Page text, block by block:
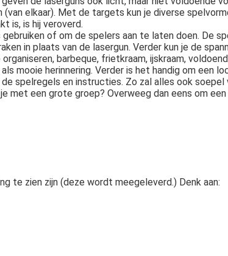
elkaar). Met de targets kun je diverse
is, is hij veroverd.
of om de spelers aan te laten doen. De
in plaats van de lasergun. Verder kun je de
barbeque, frietkraam, ijskraam,
mooie herinnering. Verder is het handig om een
spelregels en instructies. Zo zal alles ook soepel
met een grote groep? Overweeg dan eens om
te zien zijn (deze wordt meegeleverd.) Denk aan: